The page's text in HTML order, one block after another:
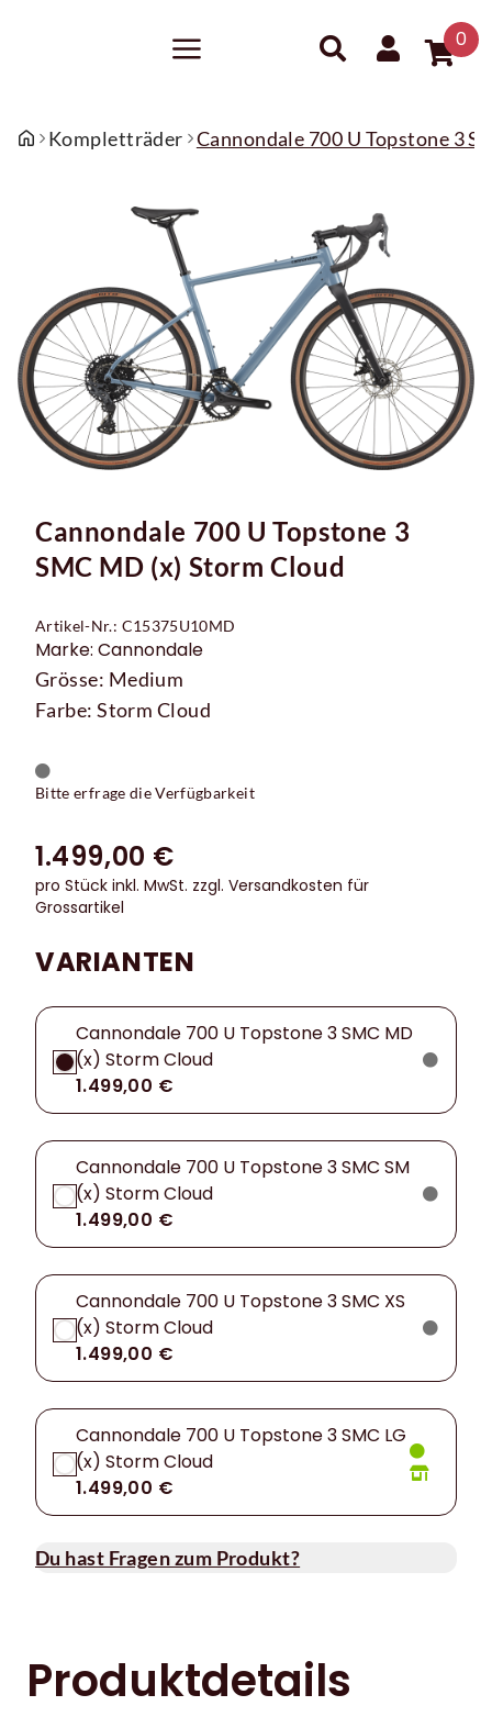
0
Kompletträder Cannondale 700 U Topstone 3
Cannondale 700 U Topstone 3
SMC MD (x) Storm Cloud
Artikel-Nr.: C15375U10MD
Marke: Cannondale
Grösse: Medium
Farbe: Storm Cloud
Bitte erfrage die Verfügbarkeit
1.499,00 €
pro Stück inkl. MwSt. zzgl. Versandkosten für
Grossartikel
VARIANTEN
Cannondale 700 U Topstone 3 SMC MD
(x) Storm Cloud
1.499,00 €
Cannondale 700 U Topstone 3 SMC SM
(x) Storm Cloud
1.499,00 €
Cannondale 700 U Topstone 3 SMC XS
(x) Storm Cloud
1.499,00 €
Cannondale 700 U Topstone 3 SMC LG
(x) Storm Cloud
1.499,00 €
Du hast Fragen zum Produkt?
Produktdetails